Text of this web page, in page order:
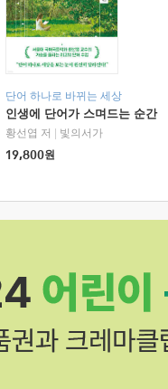
단어 하나로 바뀌는 세상
인생에 단어가 스며드는 순간
황선엽 저
빛의서가
19,800원